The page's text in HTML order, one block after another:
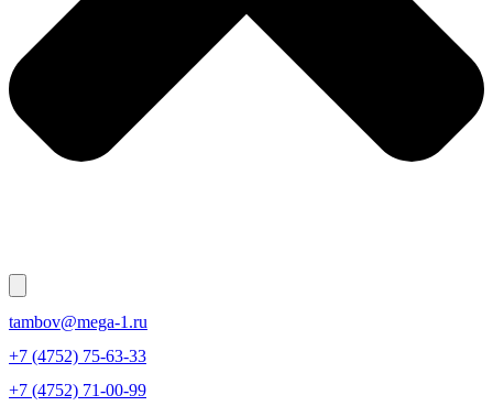
tambov@mega-1.ru
+7 (4752) 75-63-33
+7 (4752) 71-00-99